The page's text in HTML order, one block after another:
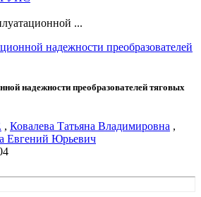
...
надежности преобразователей
надежности преобразователей тяговых
, Ковалева Татьяна Владимировна ,
Евгений Юрьевич